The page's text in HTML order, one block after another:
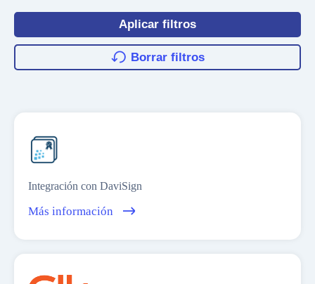
Global
Aplicar filtros
Borrar filtros
Integración con DaviSign
Más información